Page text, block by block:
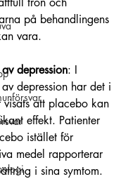
på behandlingens
vara.
depression: I
depression har det i
visats att placebo kan
effekt. Patienter
istället för
medel rapporterar
i sina symtom.